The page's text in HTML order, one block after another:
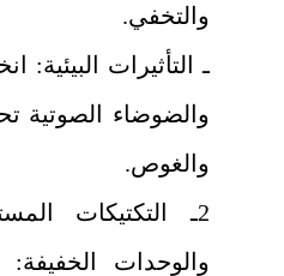
والتخفي.
ـ التأثيرات
والضوضاء الصوتية
والغوص.
2ـ التكتيكات
والوحدات